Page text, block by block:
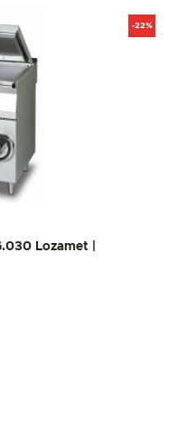
-22%
Lozamet |